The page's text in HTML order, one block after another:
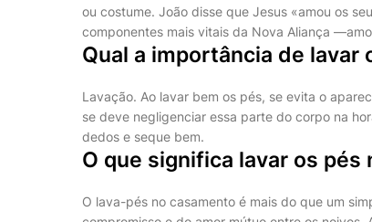
ou costume. João disse que Jesus «amou os
componentes mais vitais da Nova Aliança
Qual a importância de lavar
Lavação. Ao lavar bem os pés, se evita o
se deve negligenciar essa parte do corpo na
dedos e seque bem.
O que significa lavar os pés
O lava-pés no casamento é mais do que um